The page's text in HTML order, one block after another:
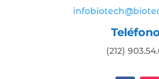
(212)